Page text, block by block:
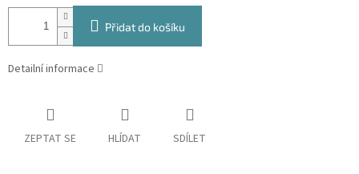
Přidat do košíku
Detailní informace
ZEPTAT SE HLÍDAT SDÍLET